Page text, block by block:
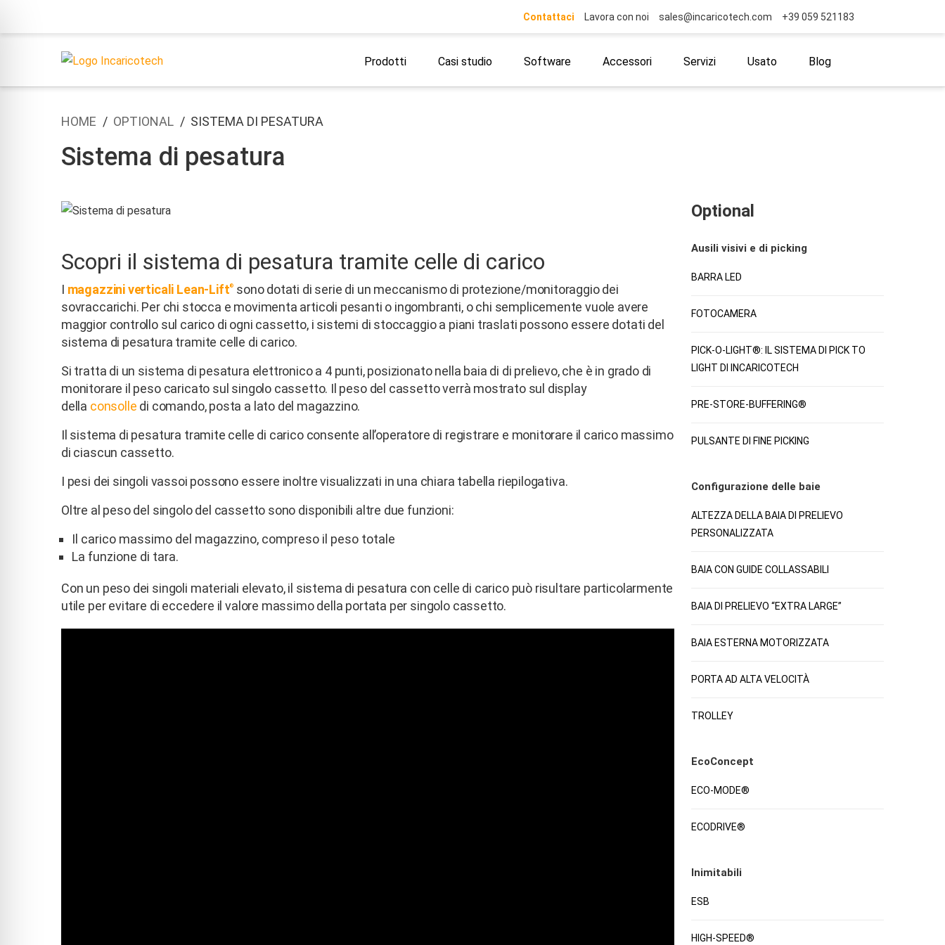
Contattaci Lavora con noi sales@incaricotech.com +39 059 521183
Prodotti Casi studio Software Accessori Servizi Usato Blog
HOME OPTIONAL SISTEMA DI PESATURA
Sistema di pesatura
Scopri il sistema di pesatura tramite celle di carico
I magazzini verticali Lean-Lift® sono dotati di serie di un meccanismo di protezione/monitoraggio dei
sovraccarichi. Per chi stocca e movimenta articoli pesanti o ingombranti, o chi semplicemente vuole avere
maggior controllo sul carico di ogni cassetto, i sistemi di stoccaggio a piani traslati possono essere dotati del
sistema di pesatura tramite celle di carico.
Si tratta di un sistema di pesatura elettronico a 4 punti, posizionato nella baia di di prelievo, che è in grado di
monitorare il peso caricato sul singolo cassetto. Il peso del cassetto verrà mostrato sul display
della consolle di comando, posta a lato del magazzino.
Il sistema di pesatura tramite celle di carico consente all’operatore di registrare e monitorare il carico massimo
di ciascun cassetto.
I pesi dei singoli vassoi possono essere inoltre visualizzati in una chiara tabella riepilogativa.
Oltre al peso del singolo del cassetto sono disponibili altre due funzioni:
Il carico massimo del magazzino, compreso il peso totale
La funzione di tara.
Con un peso dei singoli materiali elevato, il sistema di pesatura con celle di carico può risultare particolarmente
utile per evitare di eccedere il valore massimo della portata per singolo cassetto.
Optional
Ausili visivi e di picking
BARRA LED
FOTOCAMERA
PICK-O-LIGHT®: IL SISTEMA DI PICK TO
LIGHT DI INCARICOTECH
PRE-STORE-BUFFERING®
PULSANTE DI FINE PICKING
Configurazione delle baie
ALTEZZA DELLA BAIA DI PRELIEVO
PERSONALIZZATA
BAIA CON GUIDE COLLASSABILI
BAIA DI PRELIEVO “EXTRA LARGE”
BAIA ESTERNA MOTORIZZATA
PORTA AD ALTA VELOCITÀ
TROLLEY
EcoConcept
ECO-MODE®
ECODRIVE®
Inimitabili
ESB
HIGH-SPEED®